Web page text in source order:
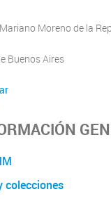
Moreno de la
Buenos Aires
colecciones